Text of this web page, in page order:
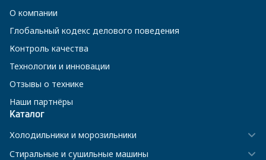
О компании
Глобальный кодекс делового поведения
Контроль качества
Технологии и инновации
Отзывы о технике
Наши партнёры
Каталог
Холодильники и морозильники
Стиральные и сушильные машины